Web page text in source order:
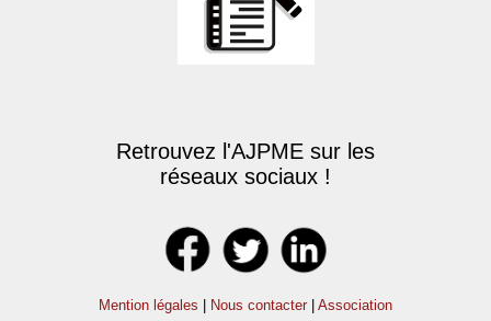
Retrouvez l'AJPME sur les
réseaux sociaux !
Mention légales | Nous contacter | Association